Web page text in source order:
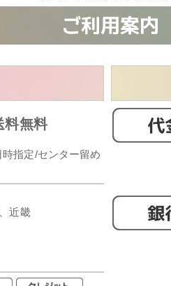
料無料
指定/センター留め
近畿